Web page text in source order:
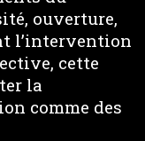
ouverture,
l’intervention
cette
la
comme des